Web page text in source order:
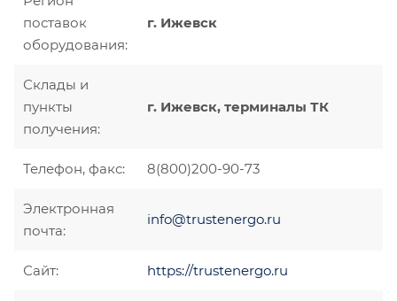
поставок
оборудования:
г. Ижевск
Склады и
пункты
получения:
г. Ижевск, терминалы ТК
Телефон, факс: 8(800)200-90-73
Электронная
почта:
info@trustenergo.ru
Сайт: https://trustenergo.ru